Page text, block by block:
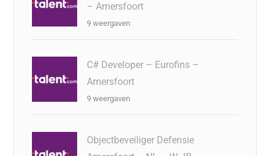
– Amersfoort
9 weergaven
C# Developer – Eurofins –
Amersfoort
9 weergaven
Objectbeveiliger Defensie